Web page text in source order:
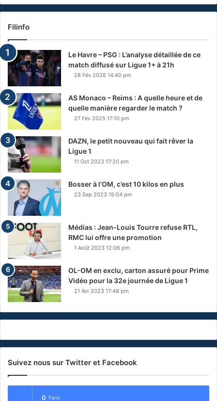
Filinfo
Le Havre – PSG : L’analyse détaillée de ce
match diffusé sur Ligue 1+ à 21h
28 Fév 2026 14:40 pm
AS Monaco – Reims : A quelle heure et de
quelle manière regarder le match ?
27 Fév 2025 17:10 pm
DAZN, le petit nouveau qui fait rêver la
Ligue 1
11 Oct 2023 17:20 pm
Bosser à l’OM, c’est 10 kilos en plus
23 Sep 2023 15:04 pm
Médias : Jean-Louis Tourre refuse RTL,
RMC lui offre une promotion
1 Août 2023 12:06 pm
OL-OM en exclu, carton assuré pour Prime
Vidéo pour la 32e journée de Ligue 1
21 Avr 2023 17:48 pm
Suivez nous sur Twitter et Facebook
0 Fans